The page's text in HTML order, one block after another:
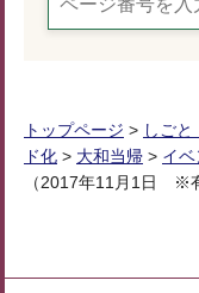
トップページ > しごと
ド化 > 大和当帰 > イベ
（2017年11月1日 ※